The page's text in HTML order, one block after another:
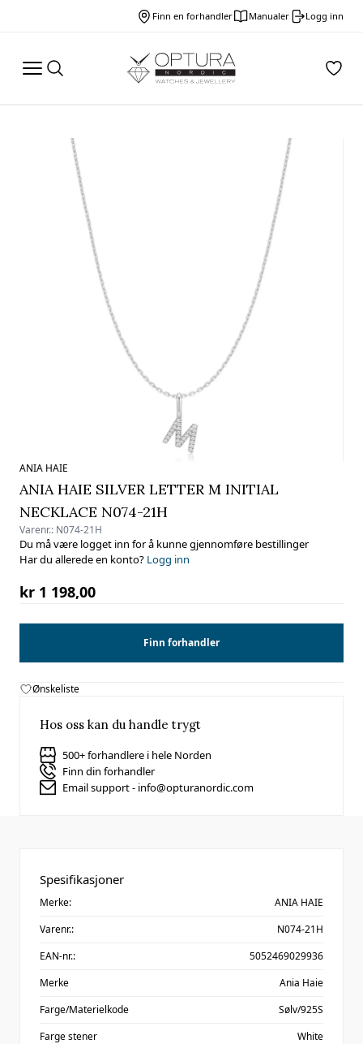
Finn en forhandler Manualer Logg inn
ANIA HAIE
ANIA HAIE SILVER LETTER M INITIAL
NECKLACE N074-21H
Varenr.: N074-21H
Du må være logget inn for å kunne gjennomføre bestillinger
Har du allerede en konto? Logg inn
kr 1 198,00
Finn forhandler
Ønskeliste
Hos oss kan du handle trygt
500+ forhandlere i hele Norden
Finn din forhandler
Email support - info@opturanordic.com
Spesifikasjoner
Merke:
ANIA HAIE
Varenr.:
N074-21H
EAN-nr.:
5052469029936
Merke
Ania Haie
Farge/Materielkode
Sølv/925S
Farge stener
White